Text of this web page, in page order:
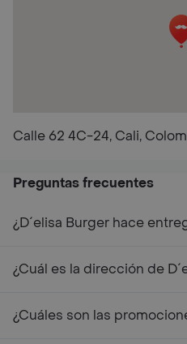
Calle 62 4C-24, Cali,
Preguntas frecuentes
¿D´elisa Burger hace
¿Cuál es la dirección de
¿Cuáles son las